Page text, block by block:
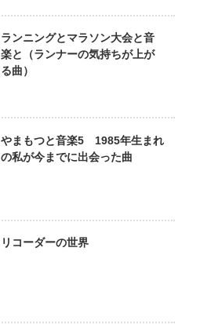
ランニングとマラソン大会と音
楽と（ランナーの気持ちが上が
る曲）
やまもつと音楽5 1985年生まれ
の私が今までに出会った曲
リコーダーの世界